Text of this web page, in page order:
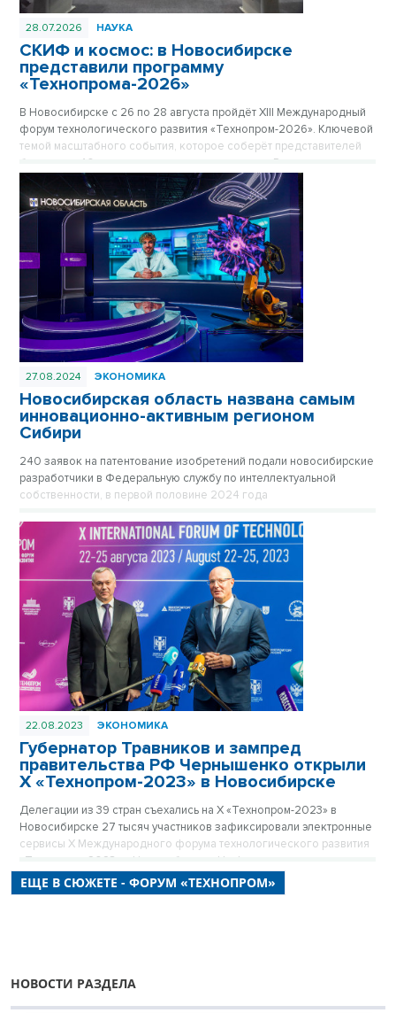
28.07.2026 НАУКА
СКИФ и космос: в Новосибирске
представили программу
«Технопрома-2026»
В Новосибирске с 26 по 28 августа пройдёт ХIII Международный
форум технологического развития «Технопром-2026». Ключевой
темой масштабного события, которое соберёт представителей
более чем 40 стран мира и десятков регионов России, станет
мегасайенс-проект «Сибирский кольцевой источник фотонов»
(СКИФ) и его роль в достижении технологического лидерства
страны.
27.08.2024 ЭКОНОМИКА
Новосибирская область названа самым
инновационно-активным регионом
Сибири
240 заявок на патентование изобретений подали новосибирские
разработчики в Федеральную службу по интеллектуальной
собственности, в первой половине 2024 года
22.08.2023 ЭКОНОМИКА
Губернатор Травников и зампред
правительства РФ Чернышенко открыли
X «Технопром-2023» в Новосибирске
Делегации из 39 стран съехались на X «Технопром-2023» в
Новосибирске 27 тысяч участников зафиксировали электронные
сервисы X Международного форума технологического развития
«Технопром-2023» в Новосибирске. На форум съехались
представители крупнейших госкорпораций и всех основных
федеральных министерств.
ЕЩЕ В СЮЖЕТЕ - ФОРУМ «ТЕХНОПРОМ»
НОВОСТИ РАЗДЕЛА